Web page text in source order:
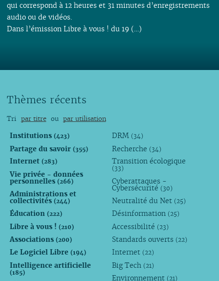
qui correspond à 12 heures et 31 minutes d’enregistrements
audio ou de vidéos.
Dans l’émission Libre à vous ! du 19 (…)
Thèmes récents
Tri par titre ou par utilisation
Institutions (423)
Partage du savoir (355)
Internet (283)
Vie privée - données
personnelles (266)
Administrations et
collectivités (244)
Éducation (222)
Libre à vous ! (210)
Associations (200)
Le Logiciel Libre (194)
Intelligence artificielle
(185)
DRM (34)
Recherche (34)
Transition écologique
(33)
Cyberattaques -
Cybersécurité (30)
Neutralité du Net (25)
Désinformation (25)
Accessibilité (23)
Standards ouverts (22)
Internet (22)
Big Tech (21)
Environnement (21)